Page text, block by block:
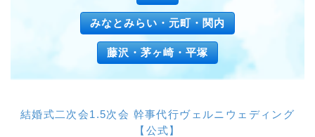
みなとみらい・元町・関内
藤沢・茅ヶ崎・平塚
結婚式二次会1.5次会 幹事代行ヴェルニウェディング
【公式】